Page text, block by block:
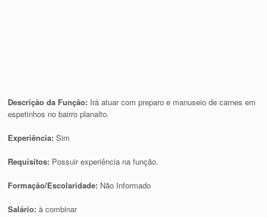
Descrição da Função: Irá atuar com preparo e manuseio de carnes em
espetinhos no bairro planalto.
Experiência:Sim
Requisitos: Possuir experiência na função.
Formação/Escolaridade: Não Informado
Salário:à combinar